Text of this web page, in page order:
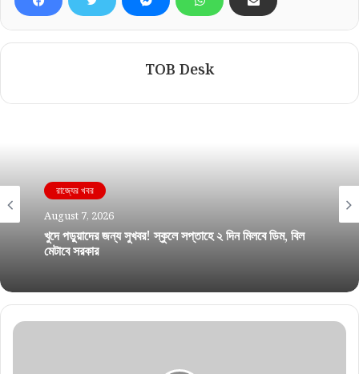
TOB Desk
রাজ্যের খবর
August 7, 2026
খুদে পড়ুয়াদের জন্য সুখবর! স্কুলে সপ্তাহে ২ দিন মিলবে ডিম, বিল
মেটাবে সরকার